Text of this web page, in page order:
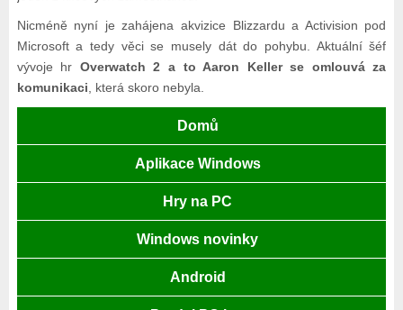
Nicméně nyní je zahájena akvizice Blizzardu a Activision pod
Microsoft a tedy věci se musely dát do pohybu. Aktuální šéf
vývoje hr Overwatch 2 a to Aaron Keller se omlouvá za
komunikaci , která skoro nebyla.
Domů
Aplikace Windows
Hry na PC
Windows novinky
Android